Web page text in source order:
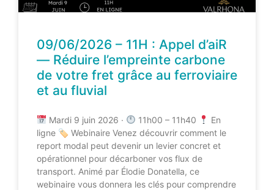
09/06/2026 – 11H : Appel d’aiR
— Réduire l’empreinte carbone
de votre fret grâce au ferroviaire
et au fluvial
Mardi 9 juin 2026 · 11h00 – 11h40
En
ligne 🏷 Webinaire Venez découvrir comment le
report modal peut devenir un levier concret et
opérationnel pour décarboner vos flux de
transport. Animé par Élodie Donatella, ce
webinaire vous donnera les clés pour comprendre